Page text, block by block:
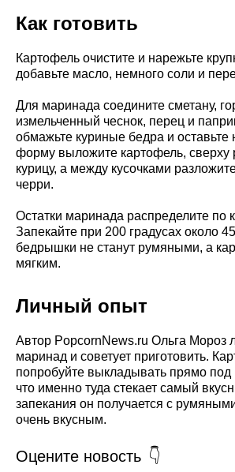
Как готовить
Картофель очистите и нарежьте
добавьте масло, немного соли и
Для маринада соедините сметану,
измельченный чеснок, перец и
обмажьте куриные бедра и оставьте
форму выложите картофель, сверху
курицу, а между кусочками
черри.
Остатки маринада распределите по
Запекайте при 200 градусах около
бедрышки не станут румяными, а
мягким.
Личный опыт
Автор PopcornNews.ru Ольга Мороз
маринад и советует приготовить.
попробуйте выкладывать прямо под
что именно туда стекает самый
запекания он получается с
очень вкусным.
Оцените новость